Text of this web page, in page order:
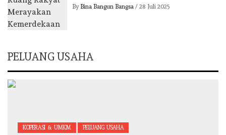
By Bina Bangun Bangsa/ 28 Juli 2025
PELUANG USAHA
KOPERASI & UMKM PELUANG USAHA